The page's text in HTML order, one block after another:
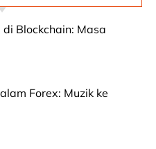
Blockchain: Masa
Forex: Muzik ke